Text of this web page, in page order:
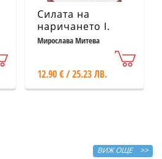
Силата на
наричането І.
Тайната на
български
обичаи, които
Мирослава Митева
12.90 € / 25.23 ЛВ.
ВИЖ ОЩЕ >>